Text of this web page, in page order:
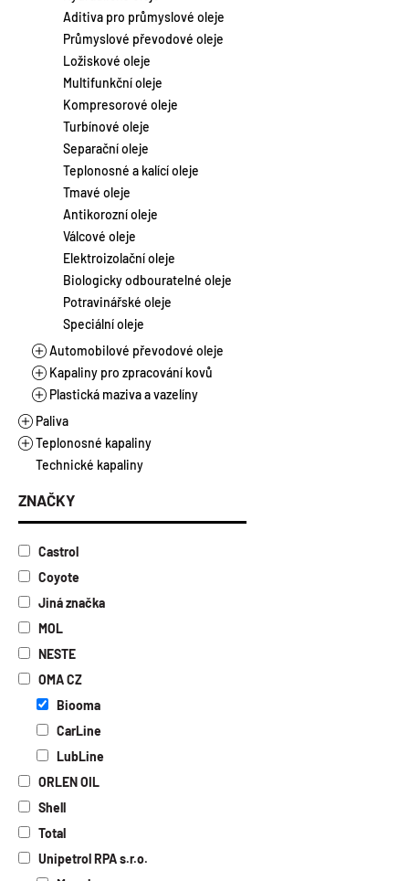
Laky
Suspenze
Tmely
Chladicí kapaliny
Brzdové kapaliny
Aditiva pro autochemii
Motocykly a skútry
Stacionární a plynové motory
Vlaková a lodní doprava
Zahradní a lesní technika
Zemědělství a těžká technika
Aditiva pro průmyslové oleje
Průmyslové převodové oleje
Ložiskové oleje
Multifunkční oleje
Kompresorové oleje
Turbínové oleje
Separační oleje
Teplonosné a kalící oleje
Tmavé oleje
Antikorozní oleje
Válcové oleje
Elektroizolační oleje
Biologicky odbouratelné oleje
Potravinářské oleje
Speciální oleje
Automobilové převodové oleje
Manuální převodovky
Automatické převodovky
Kapaliny pro zpracování kovů
Řezné oleje vodou mísitelné
Řezné oleje vodou nemísitelné
Plastická maziva a vazelíny
Plastická maziva
Vazelíny
Paliva
Alkylátová paliva
Ethanol E85
Topný olej
Teplonosné kapaliny
Topné a chladicí kapaliny
Technické kapaliny
ZNAČKY
Castrol
Coyote
Jiná značka
MOL
NESTE
OMA CZ
Biooma
CarLine
LubLine
ORLEN OIL
Shell
Total
Unipetrol RPA s.r.o.